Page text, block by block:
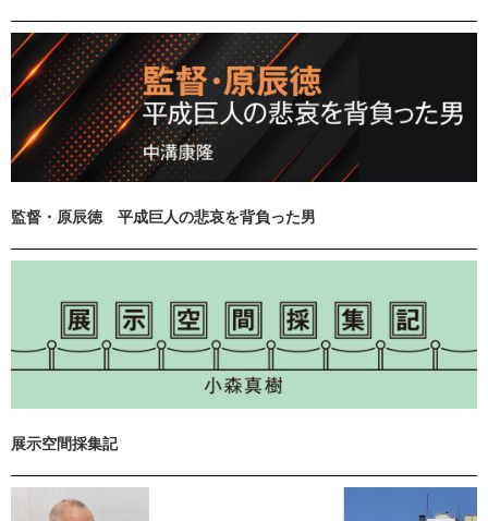
監督・原辰徳 平成巨人の悲哀を背負った男
展示空間採集記